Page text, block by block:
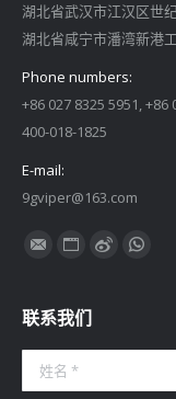
湖北省武汉市江汉区世
湖北省咸宁市潘湾新港
Phone numbers:
+86 027 8325 5951, +86
400-018-1825
E-mail:
9gviper@163.com
找到我们：
WebsiteWeibo
联系我们
姓名 *